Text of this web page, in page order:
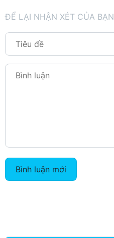
ĐỂ LẠI NHẬN XÉT CỦA BẠN
Bình luận mới